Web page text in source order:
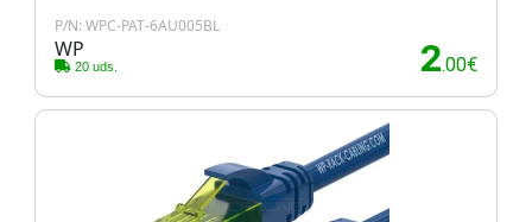
P/N: WPC-PAT-6AU005BL
WP
20 uds. 2.00€